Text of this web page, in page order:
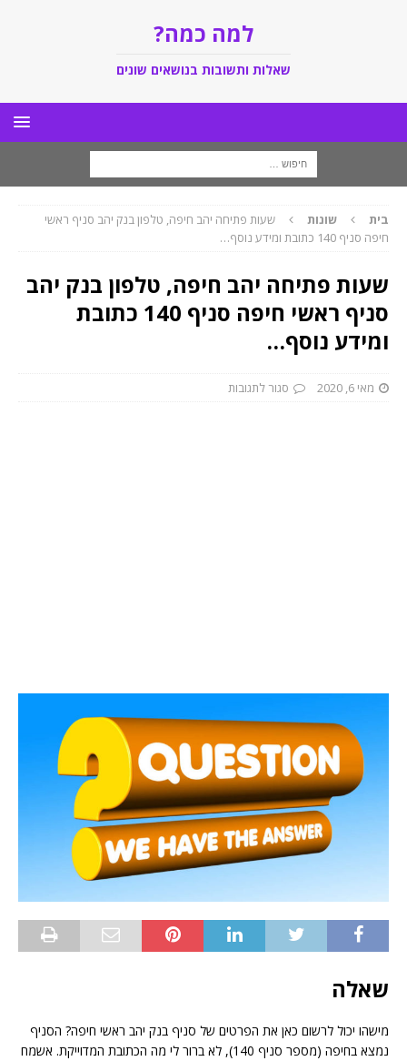
למה כמה?
שאלות ותשובות בנושאים שונים
בית שונות
שעות פתיחה יהב חיפה, טלפון בנק יהב סניף ראשי
חיפה סניף 140 כתובת ומידע נוסף…
שעות פתיחה יהב חיפה, טלפון בנק יהב
סניף ראשי חיפה סניף 140 כתובת
ומידע נוסף…
מאי 6, 2020 סגור לתגובות
שאלה
מישהו יכול לרשום כאן את הפרטים של סניף בנק יהב ראשי חיפה? הסניף
נמצא בחיפה (מספר סניף 140), לא ברור לי מה הכתובת המדוייקת. אשמח